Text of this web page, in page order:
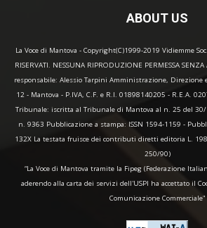
ABOUT US
La Voce di Mantova - Copyright(C)1999-2019 Vidiemme
RISERVATI. NESSUNA RIPRODUZIONE PERMESSA
responsabile: Alessio Tarpini Amministrazione, Direzione
12 - Mantova - P.IVA, C.F. e R.I. 01898140205 - R.E.A.
Tribunale: iscritta al Tribunale di Mantova al n. 25 del
n. 9363 Pubblicazione a stampa: ISSN 1594-1159 -
132X La testata fruisce dei contributi diretti editoria L.
250/90)
“La Voce di Mantova tramite la Fipeg (Federazione
aderendo alla carta dei servizi dell'USPI ha accettato il
Comunicazione Commerciale"